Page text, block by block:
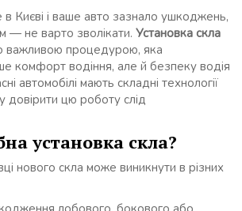
Києві і ваше авто зазнало ушкоджень,
— не варто зволікати. Установка скла
важливою процедурою, яка
комфорт водіння, але й безпеку водія
автомобілі мають складні технології
довірити цю роботу слід
установка скла?
нового скла може виникнути в різних